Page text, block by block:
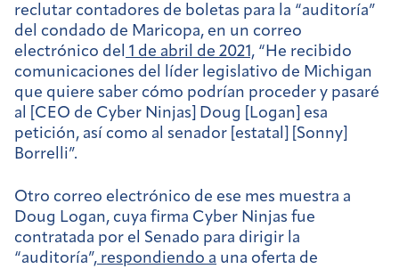
reclutar contadores de boletas para la “auditoría”
del condado de Maricopa, en un correo
electrónico del 1 de abril de 2021, “He recibido
comunicaciones del líder legislativo de Michigan
que quiere saber cómo podrían proceder y pasaré
al [CEO de Cyber Ninjas] Doug [Logan] esa
petición, así como al senador [estatal] [Sonny]
Borrelli”.
Otro correo electrónico de ese mes muestra a
Doug Logan, cuya firma Cyber Ninjas fue
contratada por el Senado para dirigir la
“auditoría”, respondiendo a una oferta de